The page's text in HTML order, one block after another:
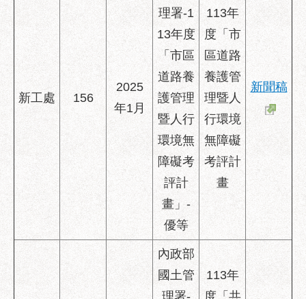
新工處 156
2025
年1月
理署-1
13年度
「市區
道路養
護管理
暨人行
環境無
障礙考
評計
畫」-
優等
113年
度「市
區道路
養護管
理暨人
行環境
無障礙
考評計
畫
新聞稿
內政部
國土管
113年